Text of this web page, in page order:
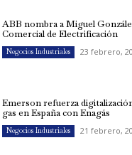
ABB nombra a Miguel
Comercial de Electrificación
Negocios Industriales 23 febrero,
Emerson refuerza
gas en España con Enagás
Negocios Industriales 21 febrero,